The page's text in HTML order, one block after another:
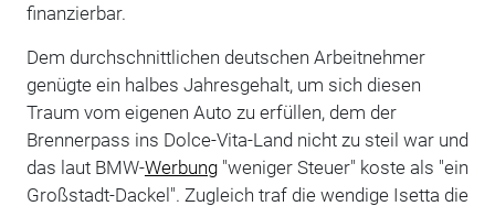
finanzierbar.
Dem durchschnittlichen deutschen Arbeitnehmer
genügte ein halbes Jahresgehalt, um sich diesen
Traum vom eigenen Auto zu erfüllen, dem der
Brennerpass ins Dolce-Vita-Land nicht zu steil war und
das laut BMW-Werbung"weniger Steuer" koste als "ein
Großstadt-Dackel". Zugleich traf die wendige Isetta die